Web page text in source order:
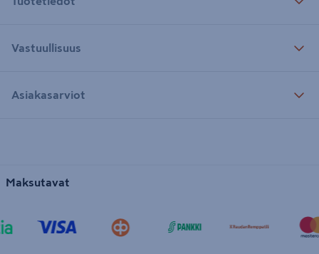
Vastuullisuus
Asiakasarviot
Maksutavat